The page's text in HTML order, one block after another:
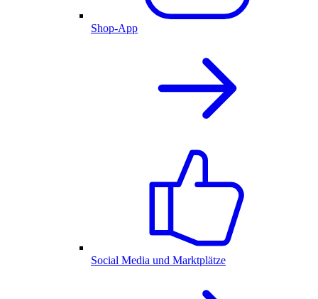
Shop-App
Social Media und Marktplätze